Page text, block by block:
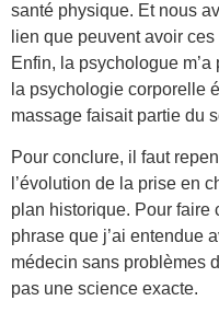
santé physique. Et nous
lien que peuvent avoir
Enfin, la psychologue
la psychologie corporelle
massage faisait partie du
Pour conclure, il faut
l’évolution de la prise en
plan historique. Pour faire
phrase que j’ai entendue
médecin sans problèmes
pas une science exacte.